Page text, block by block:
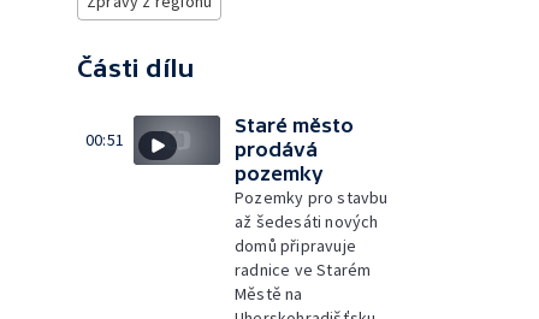
Části dílu
00:51
Staré město
prodává
pozemky
Pozemky pro stavbu
až šedesáti nových
domů připravuje
radnice ve Starém
Městě na